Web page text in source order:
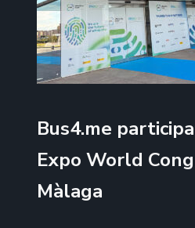
Bus4.me
Expo World
Màlaga